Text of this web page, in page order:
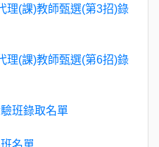
理(課)教師甄選(第3招)錄
理(課)教師甄選(第6招)錄
班錄取名單
名單